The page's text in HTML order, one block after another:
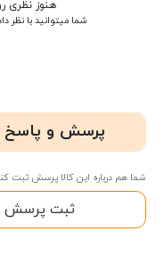
هنوز نظری
شما میتوانید با نظر
پرسش و پاسخ
شما هم درباره این کالا پرسش ثبت
ثبت پرسش